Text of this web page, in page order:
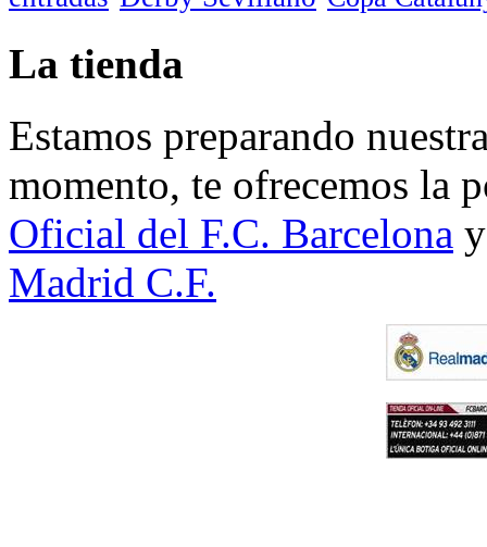
La tienda
Estamos preparando
momento, te ofrecemos la
Oficial del F.C. Barcelona
Madrid C.F.